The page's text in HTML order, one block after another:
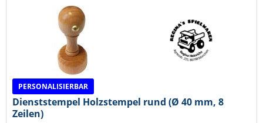
PERSONALISIERBAR
Dienststempel Holzstempel rund (Ø 40 mm, 8
Zeilen)